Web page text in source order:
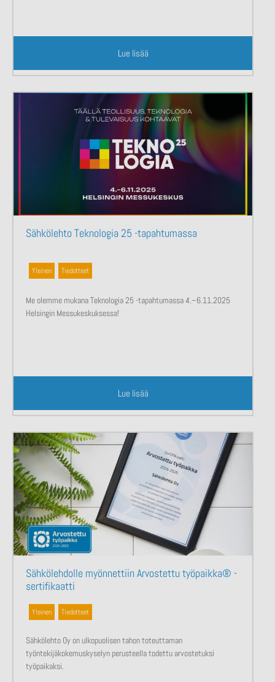
Lue lisää
Sähkölehto Teknologia 25 -tapahtumassa
Yleinen Tiedotteet
Me olemme mukana Teknologia 25 -tapahtumassa 4.–6.11.2025
Helsingin Messukeskuksessa!
Lue lisää
Sähkölehdolle myönnettiin Arvostettu työpaikka® -
sertifikaatti
Yleinen Tiedotteet
Sähkölehto Oy on ulkopuolisen tahon toteuttaman
työntekijäkokemuskyselyn perusteella todettu arvostetuksi
työpaikaksi.